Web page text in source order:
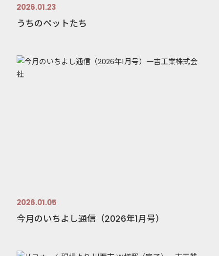
2026.01.23
うちのペットたち
2026.01.05
今月のいちよし通信（2026年1月号）